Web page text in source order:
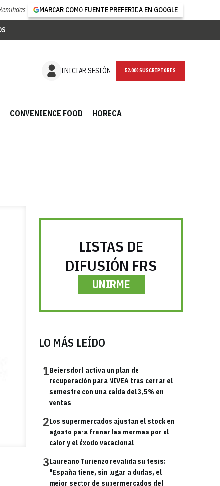
MARCAR COMO FUENTE PREFERIDA EN GOOGLE
INICIAR SESIÓN NEWSLETTER
CONVENIENCE FOOD HORECA
LISTAS DE
DIFUSIÓN FRS
UNIRME
LO MÁS LEÍDO
1Beiersdorf activa un plan de
recuperación para NIVEA tras cerrar el
semestre con una caída del 3,5% en
ventas
2Los supermercados ajustan el stock en
agosto para frenar las mermas por el
calor y el éxodo vacacional
3Laureano Turienzo revalida su tesis:
"España tiene, sin lugar a dudas, el
mejor sector de supermercados del